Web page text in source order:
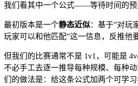
我们看其中一个公式——等待时间的预
最初版本是一个静态近似：基于”对玩
玩家可以和他匹配”这一信息，反推他
但我们的比赛通常不是 1v1，可能是
不必手工去逐一推导每种规模、每种
们的做法是：给这条公式加两个可学